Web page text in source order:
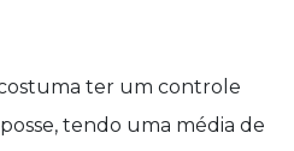
ter um controle
tendo uma média de